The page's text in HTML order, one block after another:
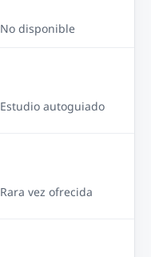
No disponible
Estudio autoguiado
Rara vez ofrecida